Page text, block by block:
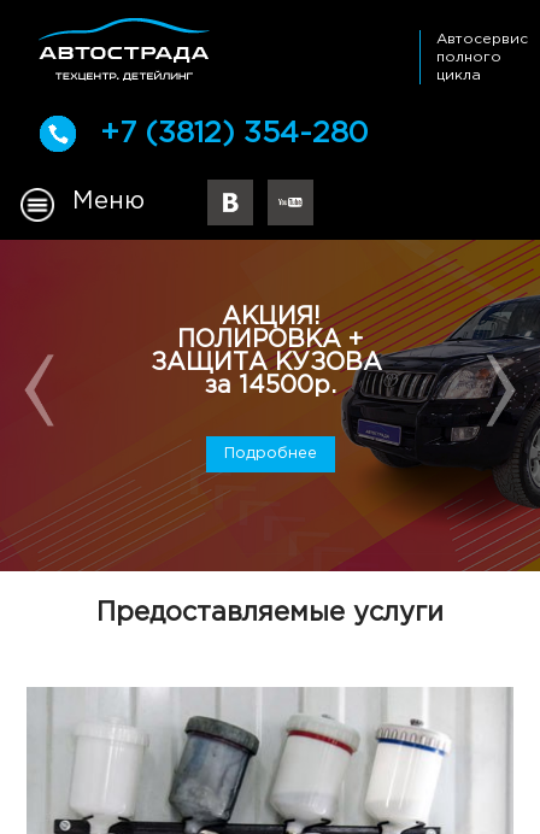
+7 (3812) 354-280
Автосервис
полного
цикла
Меню
АКЦИЯ!
ПОЛИРОВКА +
ЗАЩИТА КУЗОВА
за 14500р.
Подробнее
Предоставляемые услуги